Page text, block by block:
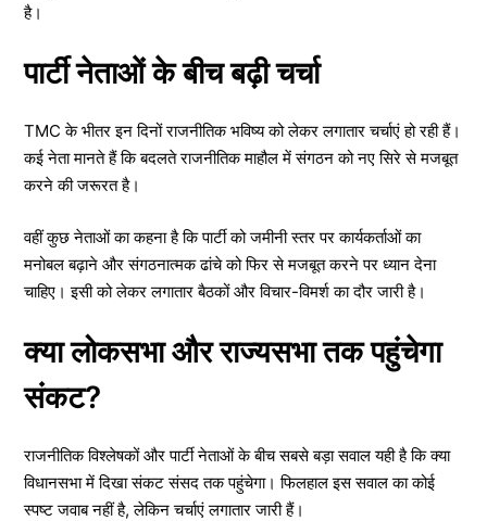
है।
पार्टी नेताओं के बीच बढ़ी चर्चा
TMC के भीतर इन दिनों राजनीतिक भविष्य को लेकर लगातार चर्चाएं हो रही हैं।
कई नेता मानते हैं कि बदलते राजनीतिक माहौल में संगठन को नए सिरे से मजबूत
करने की जरूरत है।
वहीं कुछ नेताओं का कहना है कि पार्टी को जमीनी स्तर पर कार्यकर्ताओं का
मनोबल बढ़ाने और संगठनात्मक ढांचे को फिर से मजबूत करने पर ध्यान देना
चाहिए। इसी को लेकर लगातार बैठकों और विचार-विमर्श का दौर जारी है।
क्या लोकसभा और राज्यसभा तक पहुंचेगा
संकट?
राजनीतिक विश्लेषकों और पार्टी नेताओं के बीच सबसे बड़ा सवाल यही है कि क्या
विधानसभा में दिखा संकट संसद तक पहुंचेगा। फिलहाल इस सवाल का कोई
स्पष्ट जवाब नहीं है, लेकिन चर्चाएं लगातार जारी हैं।